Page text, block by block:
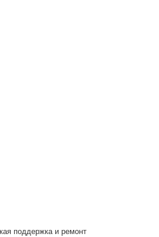
поддержка и ремонт